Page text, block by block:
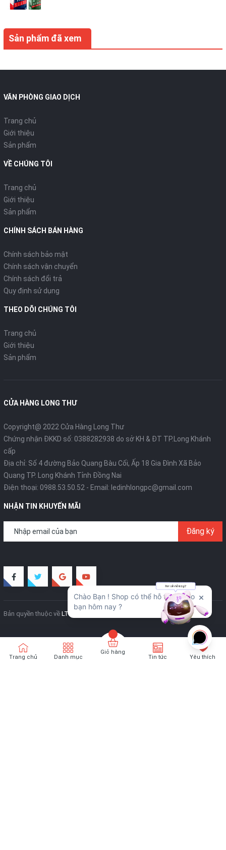
Sản phẩm đã xem
VĂN PHÒNG GIAO DỊCH
Trang chủ
Giới thiệu
Sản phẩm
VỀ CHÚNG TÔI
Trang chủ
Giới thiệu
Sản phẩm
CHÍNH SÁCH BÁN HÀNG
Chính sách bảo mật
Chính sách vận chuyển
Chính sách đổi trả
Quy định sử dụng
THEO DÕI CHÚNG TÔI
Trang chủ
Giới thiệu
Sản phẩm
CỬA HÀNG LONG THƯ
Copyright@ 2022 Cửa Hàng Long Thư
Chứng nhận ĐKKD số: 0388282938 do sở KH & ĐT TP.Long Khánh
cấp
Địa chỉ: Số 4 đường Bảo Quang Bàu Cối, Ấp 18 Gia Đình Xã Bảo
Quang TP. Long Khánh Tỉnh Đồng Nai
Điện thoại: 0988.53.50.52 - Email: ledinhlongpc@gmail.com
NHẬN TIN KHUYẾN MÃI
Đăng ký
Bản quyền thuộc về LT Creative
Trang chủ Danh mục
Giỏ hàng
Tin tức Yêu thích